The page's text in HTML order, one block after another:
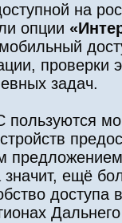
на
опции
задач.
ещё